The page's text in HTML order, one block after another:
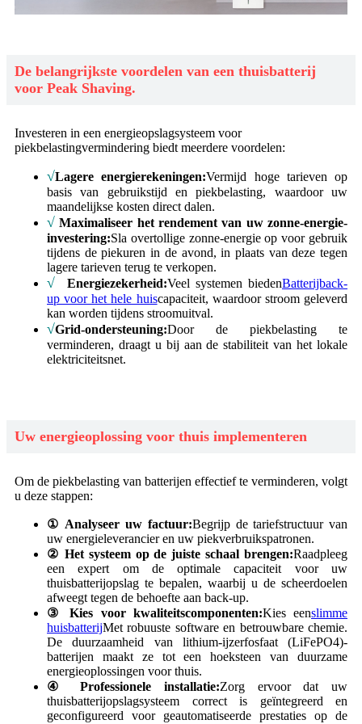
De belangrijkste voordelen van een thuisbatterij
voor Peak Shaving.
Investeren in een energieopslagsysteem voor
piekbelastingvermindering biedt meerdere voordelen:
√Lagere energierekeningen:Vermijd hoge tarieven op
basis van gebruikstijd en piekbelasting, waardoor uw
maandelijkse kosten direct dalen.
√ Maximaliseer het rendement van uw zonne-energie-
investering:Sla overtollige zonne-energie op voor gebruik
tijdens de piekuren in de avond, in plaats van deze tegen
lagere tarieven terug te verkopen.
√ Energiezekerheid:Veel systemen biedenBatterijback-
up voor het hele huiscapaciteit, waardoor stroom geleverd
kan worden tijdens stroomuitval.
√Grid-ondersteuning:Door de piekbelasting te
verminderen, draagt ​​u bij aan de stabiliteit van het lokale
elektriciteitsnet.
Uw energieoplossing voor thuis implementeren
Om de piekbelasting van batterijen effectief te verminderen, volgt
u deze stappen:
① Analyseer uw factuur:Begrijp de tariefstructuur van
uw energieleverancier en uw piekverbruikspatronen.
② Het systeem op de juiste schaal brengen:Raadpleeg
een expert om de optimale capaciteit voor uw
thuisbatterijopslag te bepalen, waarbij u de scheerdoelen
afweegt tegen de behoefte aan back-up.
③ Kies voor kwaliteitscomponenten:Kies eenslimme
huisbatterijMet robuuste software en betrouwbare chemie.
De duurzaamheid van lithium-ijzerfosfaat (LiFePO4)-
batterijen maakt ze tot een hoeksteen van duurzame
energieoplossingen voor thuis.
④ Professionele installatie:Zorg ervoor dat uw
thuisbatterijopslagsysteem correct is geïntegreerd en
geconfigureerd voor geautomatiseerde prestaties op de